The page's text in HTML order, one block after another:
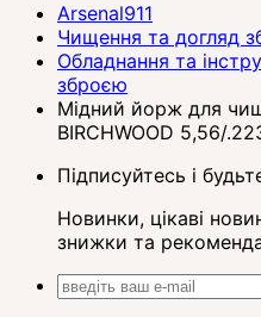
Arsenal911
Чищення та догляд
Обладнання та
зброєю
Мідний йорж для
BIRCHWOOD 5,56/
Підписуйтесь і
Новинки, цікаві
знижки та